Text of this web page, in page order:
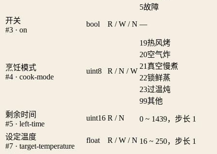
5故障
开关
#3 · on
bool R / W / N —
烹饪模式
#4 · cook-mode
uint8 R / N / W
19热风烤
20空气炸
21 真空慢煮
22锁鲜蒸
23过温炖
99其他
剩余时间
#5 · left-time
uint16 R / N 0 ~ 1439，步长 1
设定温度
#7 · target-temperature
float R / W / N 16 ~ 250，步长 1